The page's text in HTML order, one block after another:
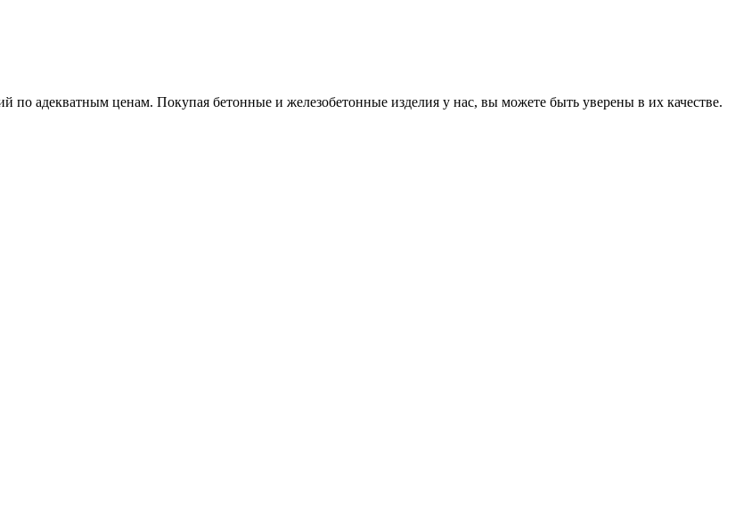
адекватным ценам. Покупая бетонные и железобетонные изделия у нас, вы можете быть уверены в их качестве.